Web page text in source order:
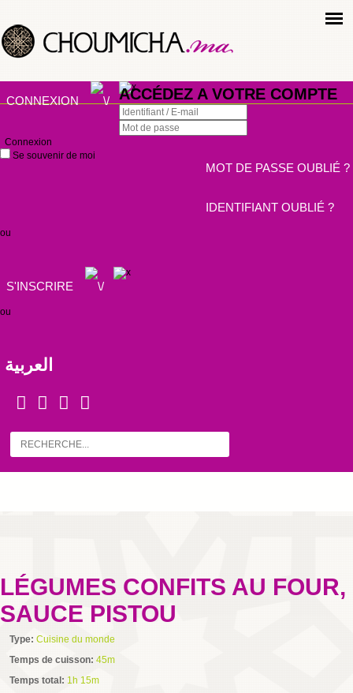
CONNEXION ACCÉDEZ A VOTRE COMPTE
Connexion
Se souvenir de moi
MOT DE PASSE OUBLIÉ ?
IDENTIFIANT OUBLIÉ ?
ou
S'INSCRIRE
ou
العربية
LÉGUMES CONFITS AU FOUR,
SAUCE PISTOU
Type: Cuisine du monde
Temps de cuisson: 45m
Temps total: 1h 15m